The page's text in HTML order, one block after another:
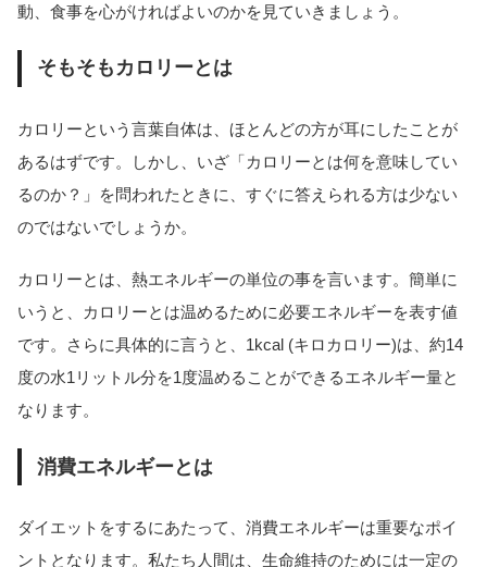
動、食事を心がければよいのかを見ていきましょう。
そもそもカロリーとは
カロリーという言葉自体は、ほとんどの方が耳にしたことが
あるはずです。しかし、いざ「カロリーとは何を意味してい
るのか？」を問われたときに、すぐに答えられる方は少ない
のではないでしょうか。
カロリーとは、熱エネルギーの単位の事を言います。簡単に
いうと、カロリーとは温めるために必要エネルギーを表す値
です。さらに具体的に言うと、1kcal (キロカロリー)は、約14
度の水1リットル分を1度温めることができるエネルギー量と
なります。
消費エネルギーとは
ダイエットをするにあたって、消費エネルギーは重要なポイ
ントとなります。私たち人間は、生命維持のためには一定の